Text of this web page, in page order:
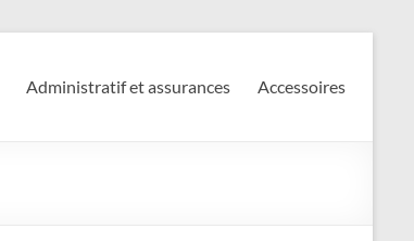
Administratif et assurances Accessoires